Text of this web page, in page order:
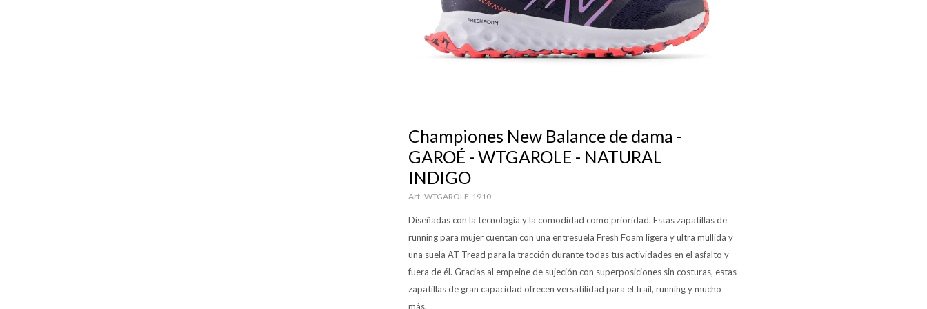
Championes New Balance de dama -
GAROÉ - WTGAROLE - NATURAL
INDIGO
WTGAROLE-1910
Diseñadas con la tecnología y la comodidad como prioridad. Estas zapatillas de
running para mujer cuentan con una entresuela Fresh Foam ligera y ultra mullida y
una suela AT Tread para la tracción durante todas tus actividades en el asfalto y
fuera de él. Gracias al empeine de sujeción con superposiciones sin costuras, estas
zapatillas de gran capacidad ofrecen versatilidad para el trail, running y mucho
más.